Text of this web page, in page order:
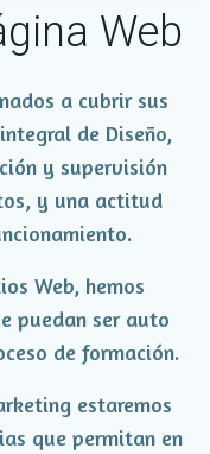
Web
a cubrir sus
de Diseño,
y supervisión
y una actitud
Web, hemos
puedan ser auto
de formación.
estaremos
que permitan en